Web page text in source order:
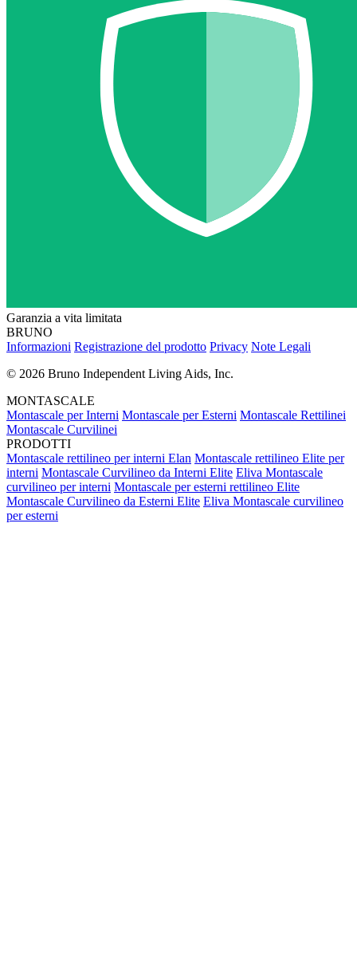
Garanzia a vita limitata
BRUNO
Informazioni Registrazione del prodotto Privacy Note Legali
© 2026 Bruno Independent Living Aids, Inc.
MONTASCALE
Montascale per Interni Montascale per Esterni Montascale Rettilinei
Montascale Curvilinei
PRODOTTI
Montascale rettilineo per interni Elan Montascale rettilineo Elite per
interni Montascale Curvilineo da Interni Elite Eliva Montascale
curvilineo per interni Montascale per esterni rettilineo Elite
Montascale Curvilineo da Esterni Elite Eliva Montascale curvilineo
per esterni